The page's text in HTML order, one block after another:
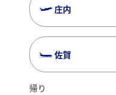
予約対象期間
庄内
佐賀
帰り